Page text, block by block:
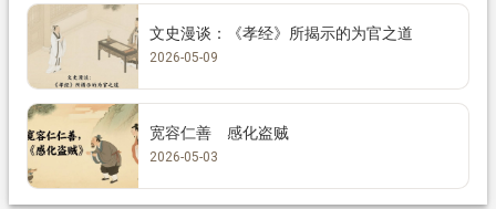
文史漫谈：《孝经》所揭示的为官之道
2026-05-09
宽容仁善 感化盗贼
2026-05-03